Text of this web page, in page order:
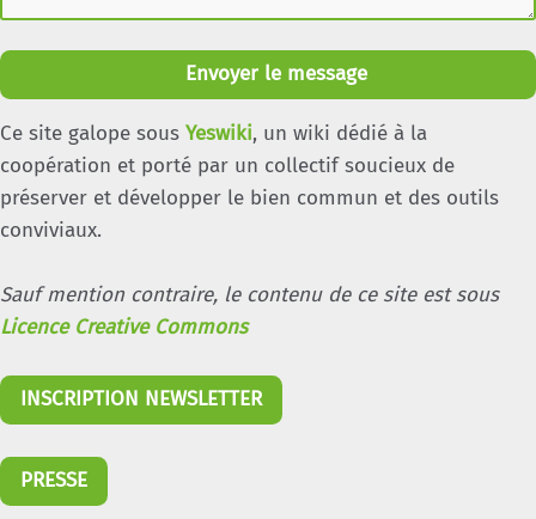
Envoyer le message
Ce site galope sous Yeswiki, un wiki dédié à la
coopération et porté par un collectif soucieux de
préserver et développer le bien commun et des outils
conviviaux.
Sauf mention contraire, le contenu de ce site est sous
Licence Creative Commons
INSCRIPTION NEWSLETTER
PRESSE